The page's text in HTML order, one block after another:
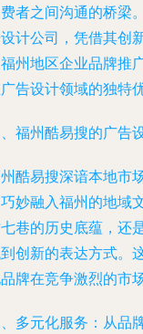
者之间沟通的桥梁
计公司，凭借其创
州地区企业品牌推
告设计领域的独特
福州酷易搜的广告
酷易搜深谙本地市
妙融入福州的地域
巷的历史底蕴，还
创新的表达方式。
牌在竞争激烈的市
多元化服务：从品